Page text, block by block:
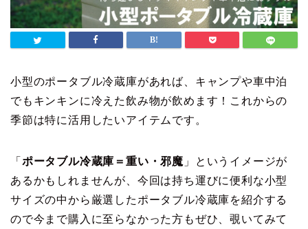
小型のポータブル冷蔵庫があれば、キャンプや車中泊
でもキンキンに冷えた飲み物が飲めます！これからの
季節は特に活用したいアイテムです。
「 ポータブル冷蔵庫＝重い・邪魔 」というイメージが
あるかもしれませんが、今回は持ち運びに便利な小型
サイズの中から厳選したポータブル冷蔵庫を紹介する
ので今まで購入に至らなかった方もぜひ、覗いてみて